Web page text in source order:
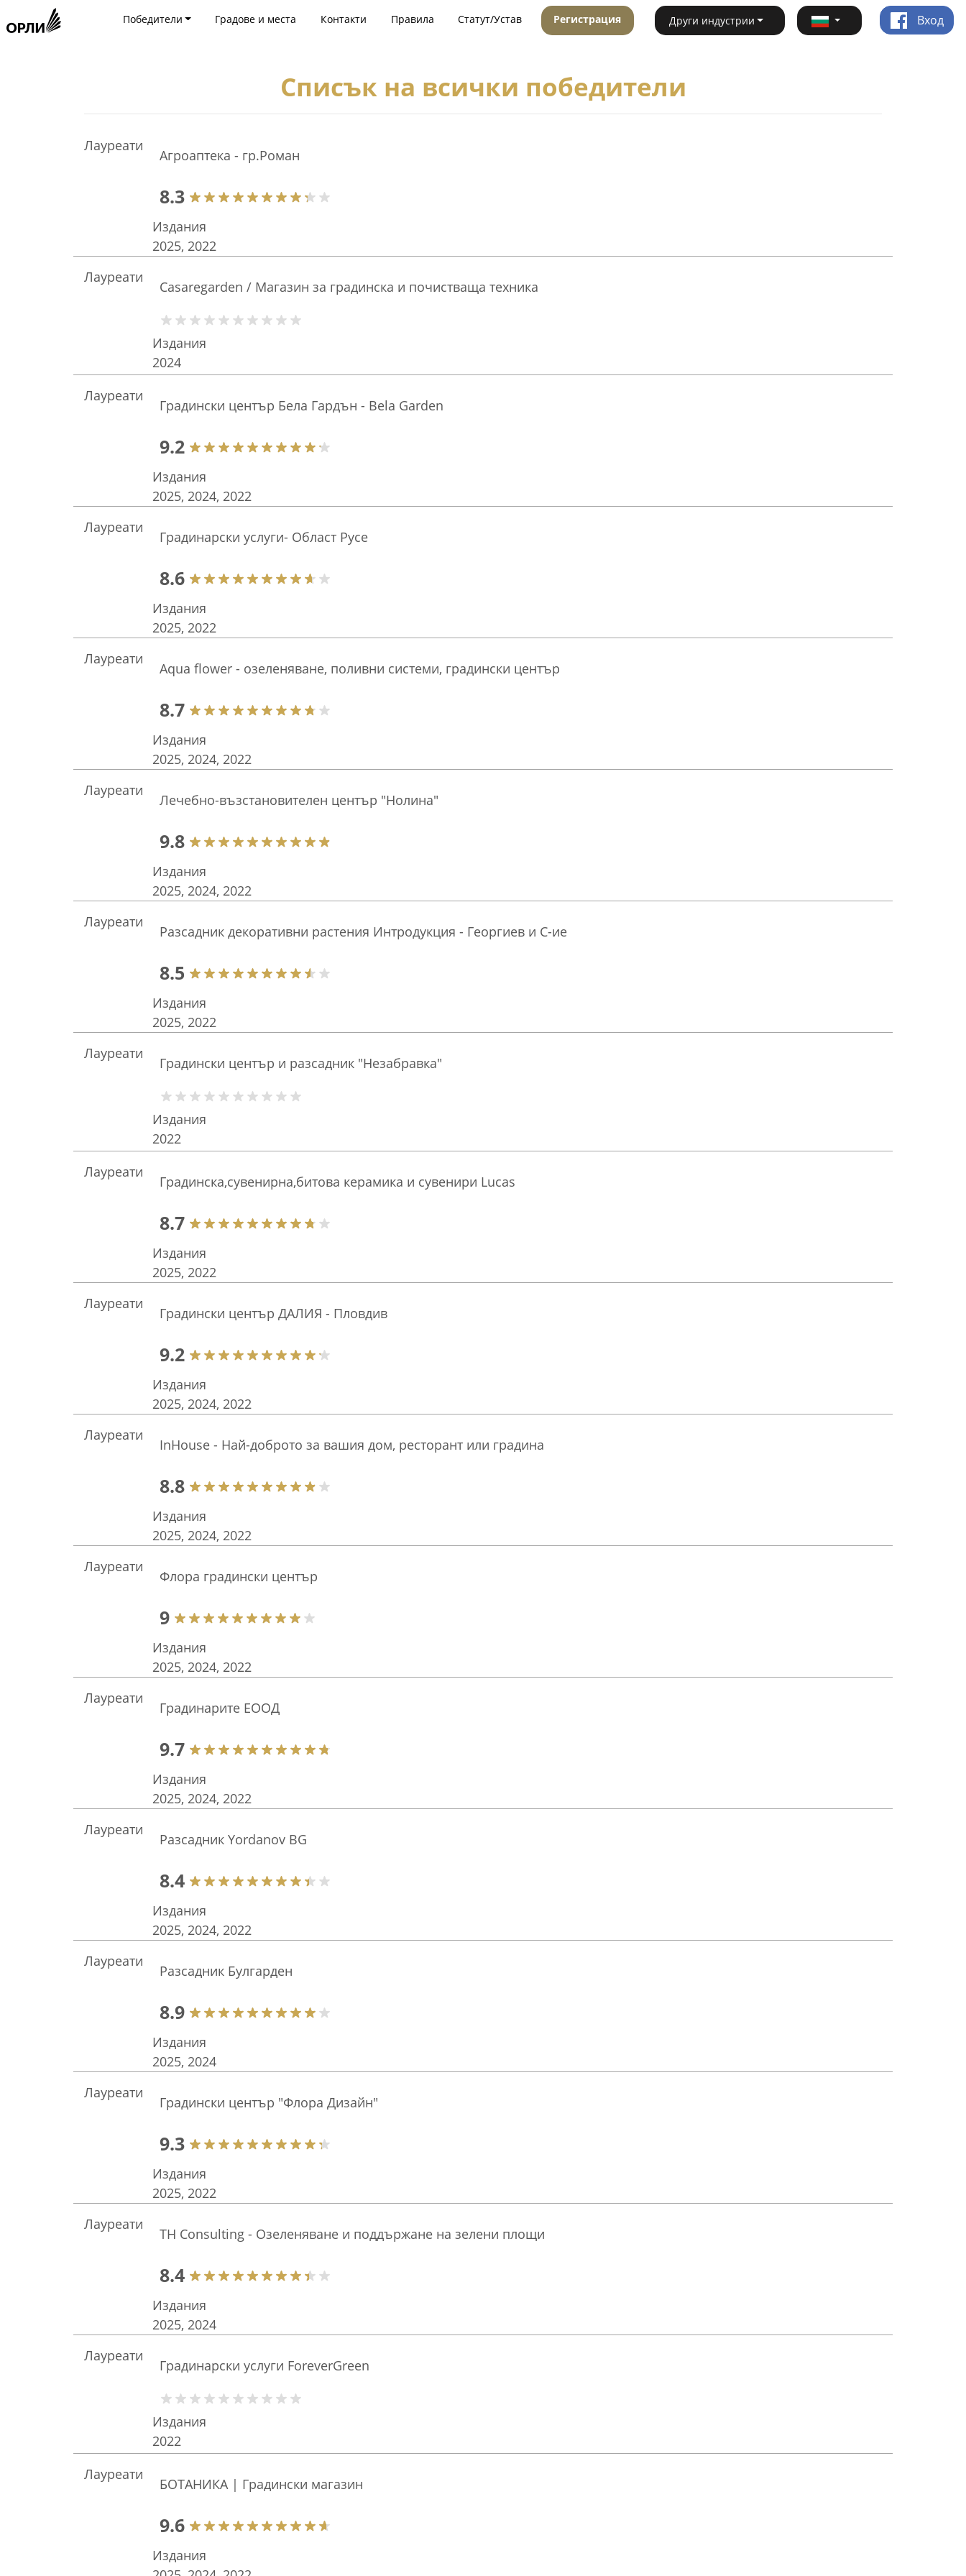
Победители Градове и места Контакти Правила Статут/Устав Регистрация Други индустрии Вход
Списък на всички победители
Лауреати
Агроаптека - гр.Роман
8.3
Издания
2025, 2022
Лауреати
Casaregarden / Магазин за градинска и почистваща техника
Издания
2024
Лауреати
Градински център Бела Гардън - Bela Garden
9.2
Издания
2025, 2024, 2022
Лауреати
Градинарски услуги- Област Русе
8.6
Издания
2025, 2022
Лауреати
Aqua flower - озеленяване, поливни системи, градински център
8.7
Издания
2025, 2024, 2022
Лауреати
Лечебно-възстановителен център "Нолина"
9.8
Издания
2025, 2024, 2022
Лауреати
Разсадник декоративни растения Интродукция - Георгиев и С-ие
8.5
Издания
2025, 2022
Лауреати
Градински център и разсадник "Незабравка"
Издания
2022
Лауреати
Градинска,сувенирна,битова керамика и сувенири Lucas
8.7
Издания
2025, 2022
Лауреати
Градински център ДАЛИЯ - Пловдив
9.2
Издания
2025, 2024, 2022
Лауреати
InHouse - Най-доброто за вашия дом, ресторант или градина
8.8
Издания
2025, 2024, 2022
Лауреати
Флора градински център
9
Издания
2025, 2024, 2022
Лауреати
Градинарите ЕООД
9.7
Издания
2025, 2024, 2022
Лауреати
Разсадник Yordanov BG
8.4
Издания
2025, 2024, 2022
Лауреати
Разсадник Булгарден
8.9
Издания
2025, 2024
Лауреати
Градински център "Флора Дизайн"
9.3
Издания
2025, 2022
Лауреати
TH Consulting - Озеленяване и поддържане на зелени площи
8.4
Издания
2025, 2024
Лауреати
Градинарски услуги ForeverGreen
Издания
2022
Лауреати
БОТАНИКА | Градински магазин
9.6
Издания